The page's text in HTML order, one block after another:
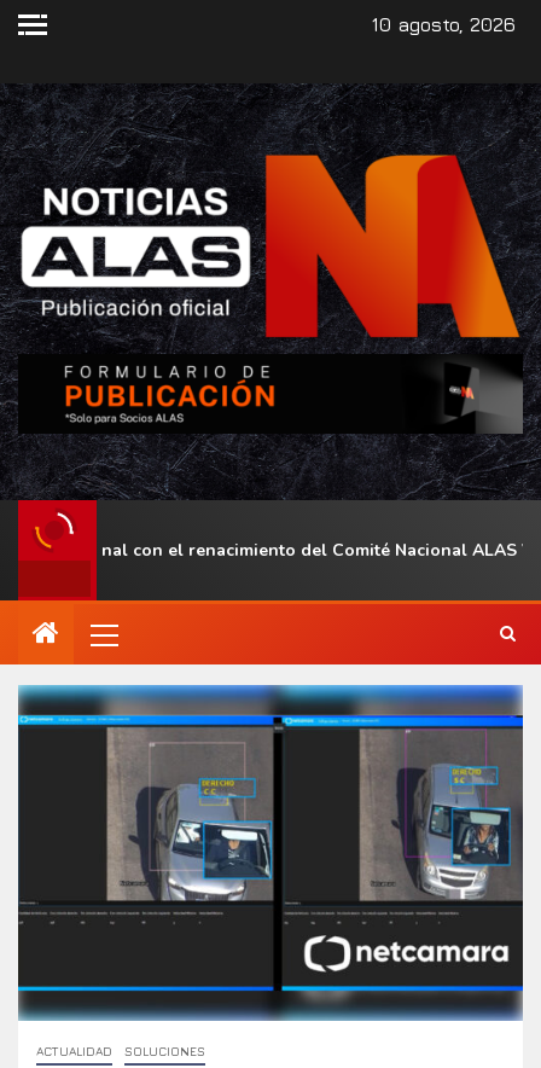
10 agosto, 2026
regional con el renacimiento del Comité Nacional ALAS
ACTUALIDAD SOLUCIONES